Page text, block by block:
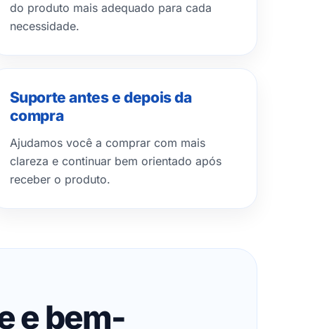
do produto mais adequado para cada
necessidade.
Suporte antes e depois da
compra
Ajudamos você a comprar com mais
clareza e continuar bem orientado após
receber o produto.
e bem-